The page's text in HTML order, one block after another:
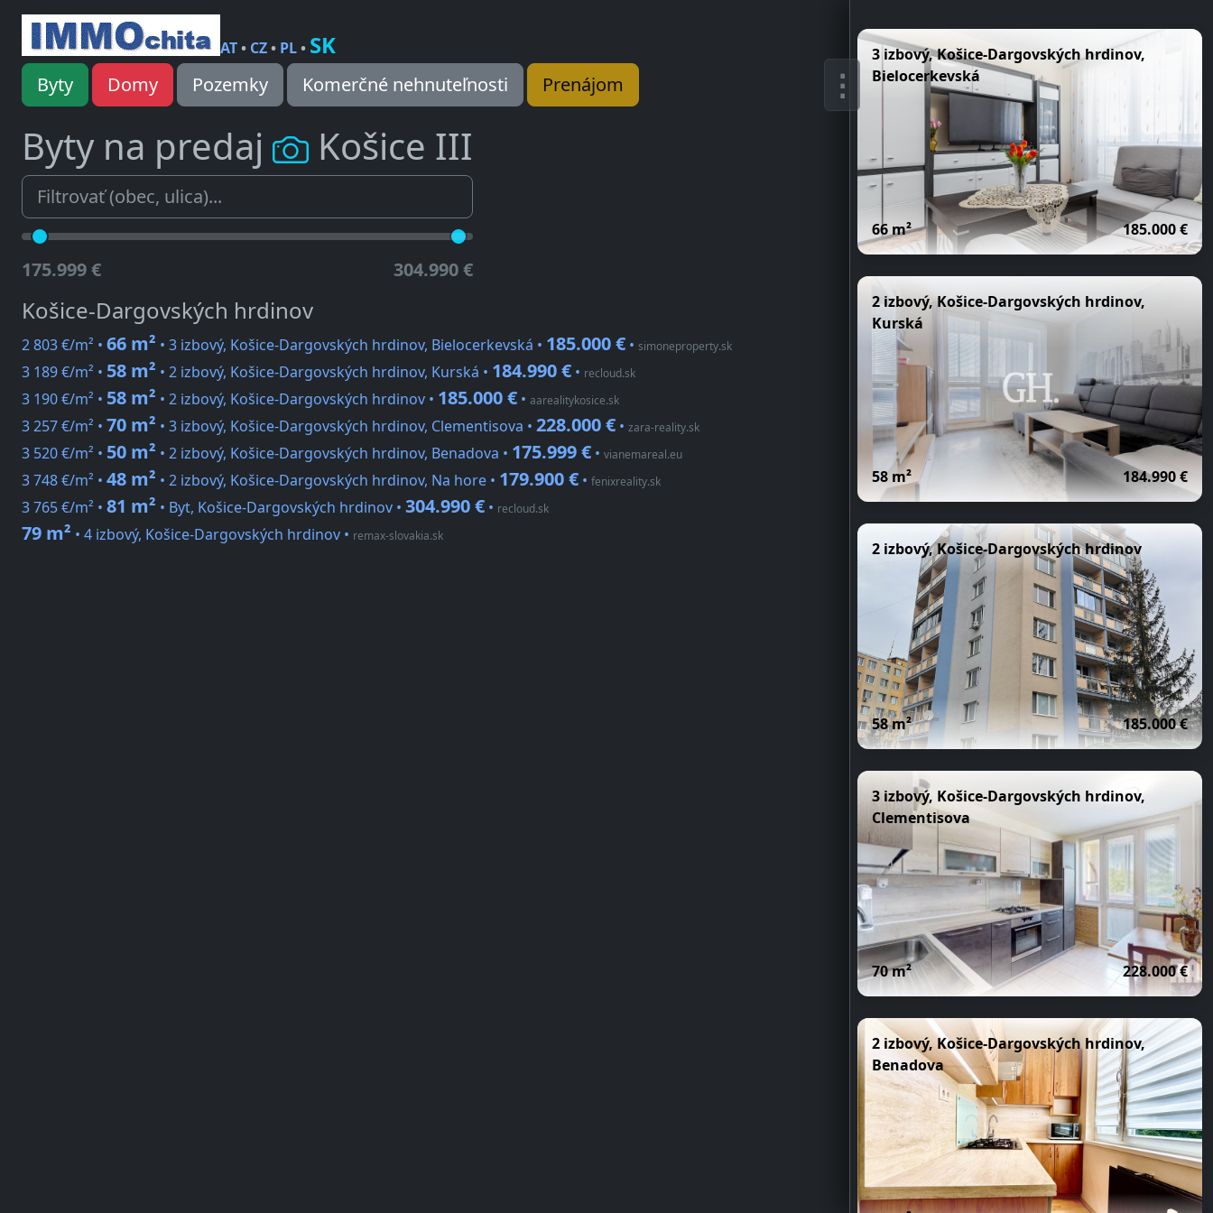
AT• CZ• PL• SK
Byty Domy Pozemky Komerčné nehnuteľnosti Prenájom
Byty na predaj Košice III
175.999 € 304.990 €
Košice-Dargovských hrdinov
2 803 €/m² • 66 m² • 3 izbový, Košice-Dargovských hrdinov, Bielocerkevská • 185.000 € • simoneproperty.sk
3 189 €/m² • 58 m² • 2 izbový, Košice-Dargovských hrdinov, Kurská • 184.990 € • recloud.sk
3 190 €/m² • 58 m² • 2 izbový, Košice-Dargovských hrdinov • 185.000 € • aarealitykosice.sk
3 257 €/m² • 70 m² • 3 izbový, Košice-Dargovských hrdinov, Clementisova • 228.000 € • zara-reality.sk
3 520 €/m² • 50 m² • 2 izbový, Košice-Dargovských hrdinov, Benadova • 175.999 € • vianemareal.eu
3 748 €/m² • 48 m² • 2 izbový, Košice-Dargovských hrdinov, Na hore • 179.900 € • fenixreality.sk
3 765 €/m² • 81 m² • Byt, Košice-Dargovských hrdinov • 304.990 € • recloud.sk
79 m² • 4 izbový, Košice-Dargovských hrdinov • remax-slovakia.sk